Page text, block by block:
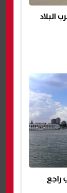
البلاد
راجع